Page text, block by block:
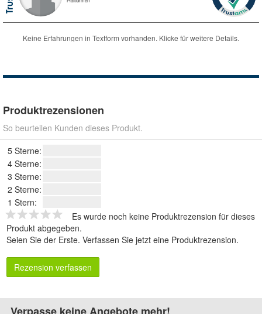
Produktrezensionen
So beurteilen Kunden dieses Produkt.
5 Sterne:
4 Sterne:
3 Sterne:
2 Sterne:
1 Stern:
Es wurde noch keine Produktrezension für dieses
Produkt abgegeben.
Seien Sie der Erste. Verfassen Sie jetzt eine Produktrezension.
Rezension verfassen
Verpasse keine Angebote mehr!